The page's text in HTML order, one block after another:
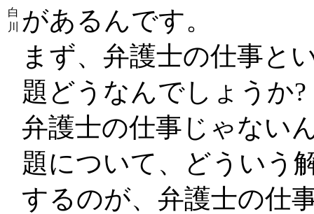
白
川
があるんです。
まず、弁護士の仕事と
題どうなんでしょうか
弁護士の仕事じゃない
題について、どういう
するのが、弁護士の仕